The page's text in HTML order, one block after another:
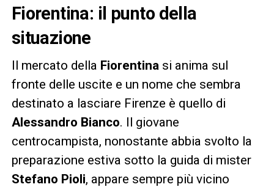
Fiorentina: il punto della
situazione
Il mercato della Fiorentina si anima sul
fronte delle uscite e un nome che sembra
destinato a lasciare Firenze è quello di
Alessandro Bianco. Il giovane
centrocampista, nonostante abbia svolto la
preparazione estiva sotto la guida di mister
Stefano Pioli, appare sempre più vicino